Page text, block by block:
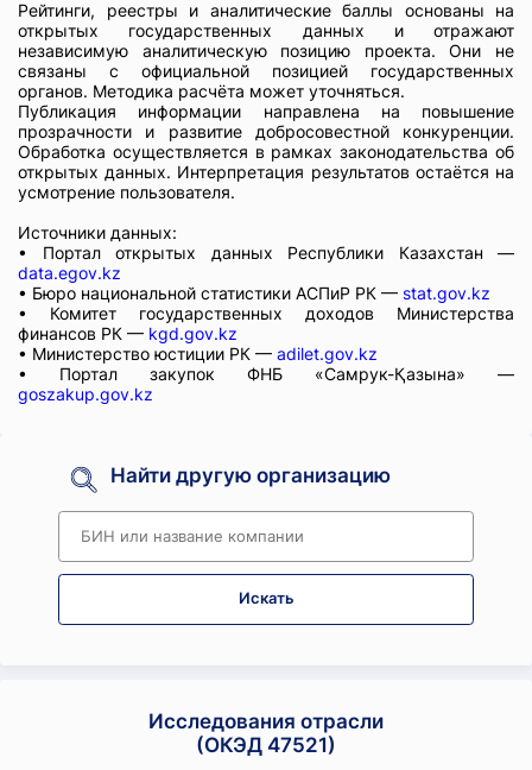
Рейтинги, реестры и аналитические баллы основаны на
открытых государственных данных и отражают
независимую аналитическую позицию проекта. Они не
связаны с официальной позицией государственных
органов. Методика расчёта может уточняться.
Публикация информации направлена на повышение
прозрачности и развитие добросовестной конкуренции.
Обработка осуществляется в рамках законодательства об
открытых данных. Интерпретация результатов остаётся на
усмотрение пользователя.
Источники данных:
• Портал открытых данных Республики Казахстан —
data.egov.kz
• Бюро национальной статистики АСПиР РК — stat.gov.kz
• Комитет государственных доходов Министерства
финансов РК — kgd.gov.kz
• Министерство юстиции РК — adilet.gov.kz
• Портал закупок ФНБ «Самрук-Қазына» —
goszakup.gov.kz
Найти другую организацию
Искать
Исследования отрасли
(ОКЭД 47521)